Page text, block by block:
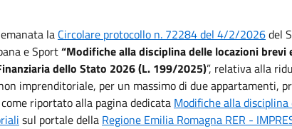
la Circolare protocollo n. 72284 del 4/2/2026del
e Sport“Modifiche alla disciplina delle locazioni brevi
dello Stato 2026 (L. 199/2025)”, relativa alla
imprenditoriale, per un massimo di due appartamenti,
riportato alla pagina dedicata Modifiche alla
sul portale della Regione Emilia Romagna RER -